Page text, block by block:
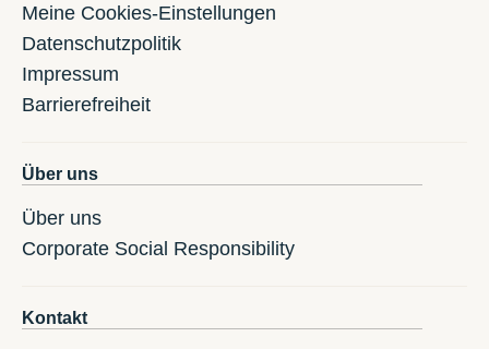
Meine Cookies-Einstellungen
Datenschutzpolitik
Impressum
Barrierefreiheit
Über uns
Über uns
Corporate Social Responsibility
Kontakt